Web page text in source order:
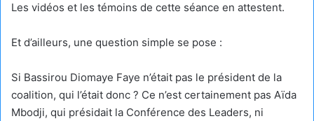
Les vidéos et les témoins de cette séance en attestent.
Et d’ailleurs, une question simple se pose :
Si Bassirou Diomaye Faye n’était pas le président de la
coalition, qui l’était donc ? Ce n’est certainement pas Aïda
Mbodji, qui présidait la Conférence des Leaders, ni